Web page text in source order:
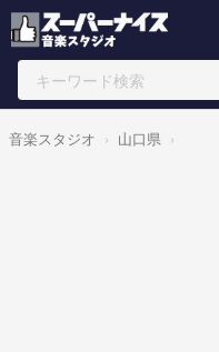
音楽スタジオ 山口県